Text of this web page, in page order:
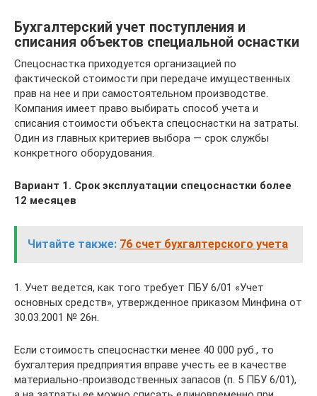
Бухгалтерский учет поступления и
списания объектов специальной оснастки
Спецоснастка приходуется организацией по
фактической стоимости при передаче имущественных
прав на нее и при самостоятельном производстве.
Компания имеет право выбирать способ учета и
списания стоимости объекта спецоснастки на затраты.
Один из главных критериев выбора — срок службы
конкретного оборудования.
Вариант 1. Срок эксплуатации спецоснастки более
12 месяцев
Читайте также: 76 счет бухгалтерского учета
1. Учет ведется, как того требует ПБУ 6/01 «Учет
основных средств», утвержденное приказом Минфина от
30.03.2001 № 26н.
Если стоимость спецоснастки менее 40 000 руб., то
бухгалтерия предприятия вправе учесть ее в качестве
материально-производственных запасов (п. 5 ПБУ 6/01),